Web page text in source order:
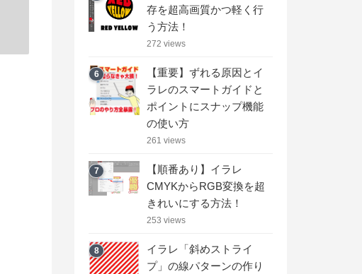
存を超高画質かつ軽く行
う方法！
272 views
6
【重要】ずれる原因とイ
ラレのスマートガイドと
ポイントにスナップ機能
の使い方
261 views
7
【順番あり】イラレ
CMYKからRGB変換を超
きれいにする方法！
253 views
8
イラレ「斜めストライ
プ」の線パターンの作り